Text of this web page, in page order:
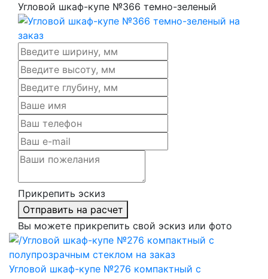
Угловой шкаф-купе №366 темно-зеленый
Прикрепить эскиз
Отправить на расчет
Вы можете прикрепить свой эскиз или фото
Угловой шкаф-купе №276 компактный с